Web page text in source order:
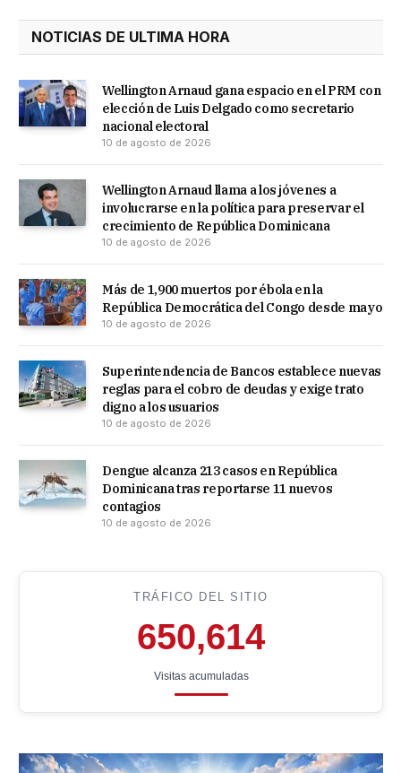
NOTICIAS DE ULTIMA HORA
Wellington Arnaud gana espacio en el PRM con
elección de Luis Delgado como secretario
nacional electoral
10 de agosto de 2026
Wellington Arnaud llama a los jóvenes a
involucrarse en la política para preservar el
crecimiento de República Dominicana
10 de agosto de 2026
Más de 1,900 muertos por ébola en la
República Democrática del Congo desde mayo
10 de agosto de 2026
Superintendencia de Bancos establece nuevas
reglas para el cobro de deudas y exige trato
digno a los usuarios
10 de agosto de 2026
Dengue alcanza 213 casos en República
Dominicana tras reportarse 11 nuevos
contagios
10 de agosto de 2026
TRÁFICO DEL SITIO
650,614
Visitas acumuladas